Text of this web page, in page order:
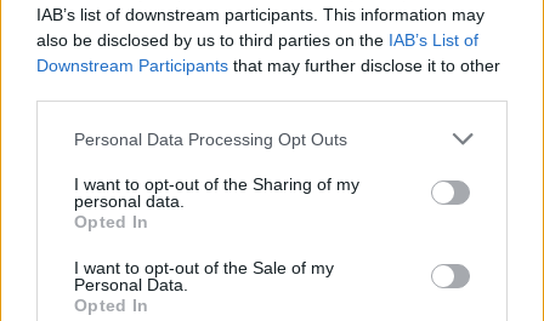
IAB’s list of downstream participants. This information may
also be disclosed by us to third parties on the IAB’s List of
Downstream Participants that may further disclose it to other
Please note that this website/app uses one or more Google
not limited to your visit or usage behaviour. You may click to
grant or deny consent to Google and its third-party tags to
use your data for below specified purposes in below Google
consent section.
Personal Data Processing Opt Outs
I want to opt-out of the Sharing of my
personal data.
Opted In
I want to opt-out of the Sale of my
Personal Data.
Opted In
Continua a leggere